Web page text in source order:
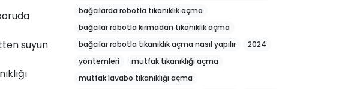
suyun
bağcılarda robotla tıkanıklık açma
bağcılar robotla kırmadan tıkanıklık açma
bağcılar robotla tıkanıklık açma nasıl yapılır
2024
yöntemleri
mutfak tıkanıklığı açma
mutfak lavabo tıkanıklığı açma